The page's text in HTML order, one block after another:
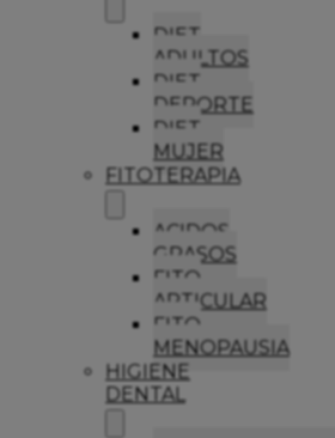
DIET
ADULTOS
DIET
DEPORTE
DIET
MUJER
FITOTERAPIA
ACIDOS
GRASOS
FITO
ARTICULAR
FITO
MENOPAUSIA
HIGIENE
DENTAL